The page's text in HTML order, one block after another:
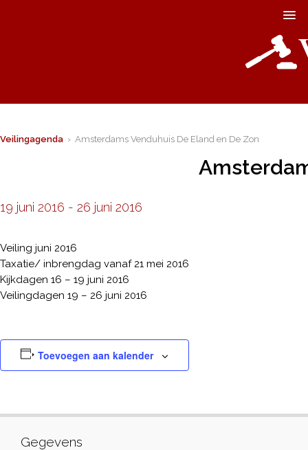
Veilingagenda › Amsterdams Venduhuis De Eland en De Zon
19 juni 2016 - 26 juni 2016
Veiling juni 2016
Taxatie/ inbrengdag vanaf 21 mei 2016
Kijkdagen 16 – 19 juni 2016
Veilingdagen 19 – 26 juni 2016
Toevoegen aan kalender
Gegevens